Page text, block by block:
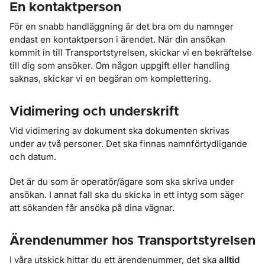
En kontaktperson
För en snabb handläggning är det bra om du namnger
endast en kontaktperson i ärendet. När din ansökan
kommit in till Transportstyrelsen, skickar vi en bekräftelse
till dig som ansöker. Om någon uppgift eller handling
saknas, skickar vi en begäran om komplettering.
Vidimering och underskrift
Vid vidimering av dokument ska dokumenten skrivas
under av två personer. Det ska finnas namnförtydligande
och datum.
Det är du som är operatör/ägare som ska skriva under
ansökan. I annat fall ska du skicka in ett intyg som säger
att sökanden får ansöka på dina vägnar.
Ärendenummer hos Transportstyrelsen
I våra utskick hittar du ett ärendenummer, det ska alltid